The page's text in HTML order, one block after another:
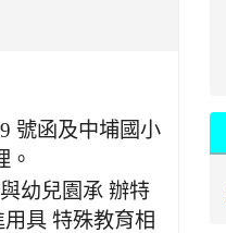
號函及中埔國小
。
幼兒園承 辦特
具 特殊教育相